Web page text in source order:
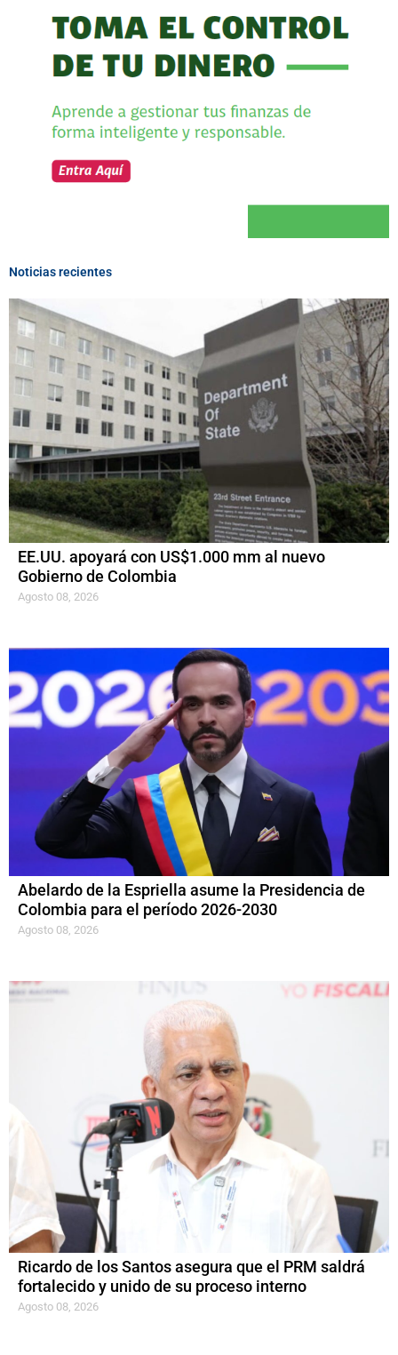
Noticias recientes
EE.UU. apoyará con US$1.000 mm al nuevo
Gobierno de Colombia
Agosto 08, 2026
Abelardo de la Espriella asume la Presidencia de
Colombia para el período 2026-2030
Agosto 08, 2026
Ricardo de los Santos asegura que el PRM saldrá
fortalecido y unido de su proceso interno
Agosto 08, 2026